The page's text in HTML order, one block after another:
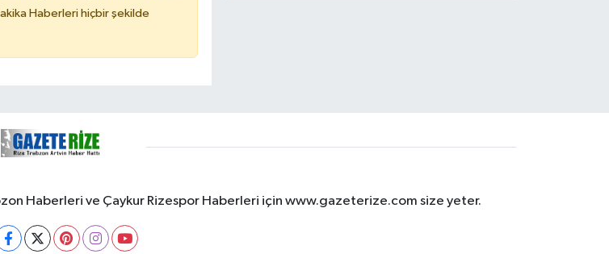
Haberleri hiçbir şekilde
Haberleri ve Çaykur Rizespor Haberleri için www.gazeterize.com size yeter.